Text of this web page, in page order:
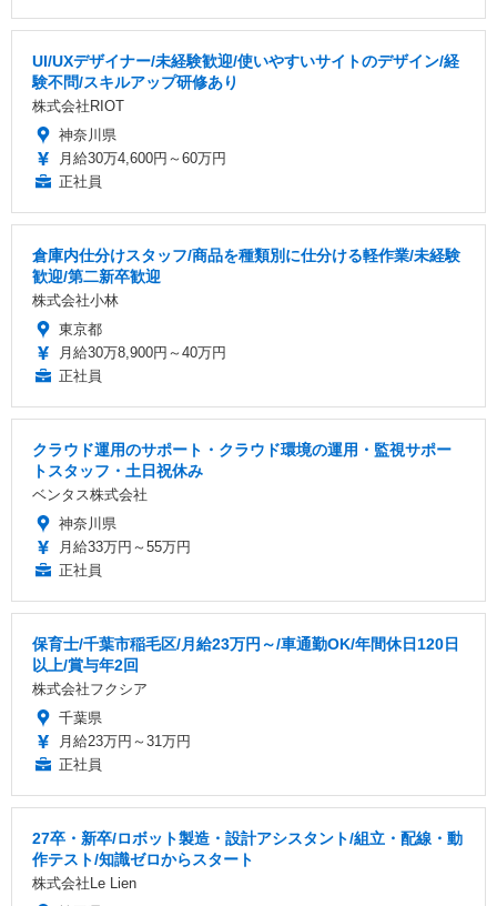
UI/UXデザイナー/未経験歓迎/使いやすいサイトのデザイン/経
験不問/スキルアップ研修あり
株式会社RIOT
神奈川県
月給30万4,600円～60万円
正社員
倉庫内仕分けスタッフ/商品を種類別に仕分ける軽作業/未経験
歓迎/第二新卒歓迎
株式会社小林
東京都
月給30万8,900円～40万円
正社員
クラウド運用のサポート・クラウド環境の運用・監視サポー
トスタッフ・土日祝休み
ベンタス株式会社
神奈川県
月給33万円～55万円
正社員
保育士/千葉市稲毛区/月給23万円～/車通勤OK/年間休日120日
以上/賞与年2回
株式会社フクシア
千葉県
月給23万円～31万円
正社員
27卒・新卒/ロボット製造・設計アシスタント/組立・配線・動
作テスト/知識ゼロからスタート
株式会社Le Lien